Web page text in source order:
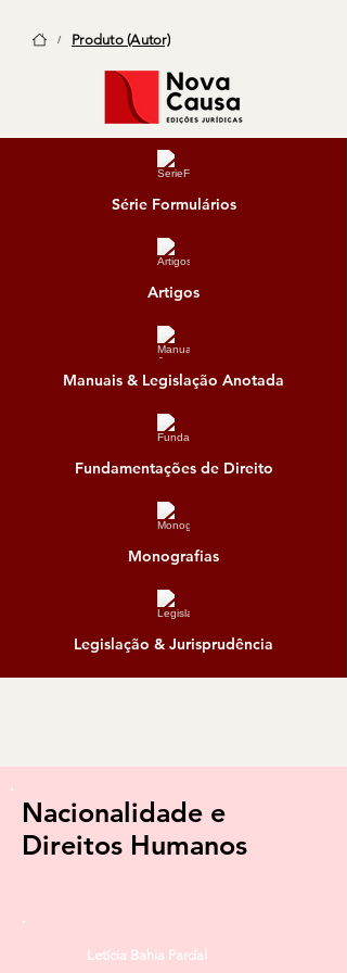
/ Produto (Autor)
Série Formulários
Artigos
Manuais & Legislação Anotada
Fundamentações de Direito
Monografias
Legislação & Jurisprudência
Nacionalidade e
Direitos Humanos
Letícia Bahia Pardal